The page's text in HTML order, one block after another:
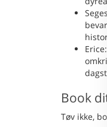
Book
Tøv ikke,